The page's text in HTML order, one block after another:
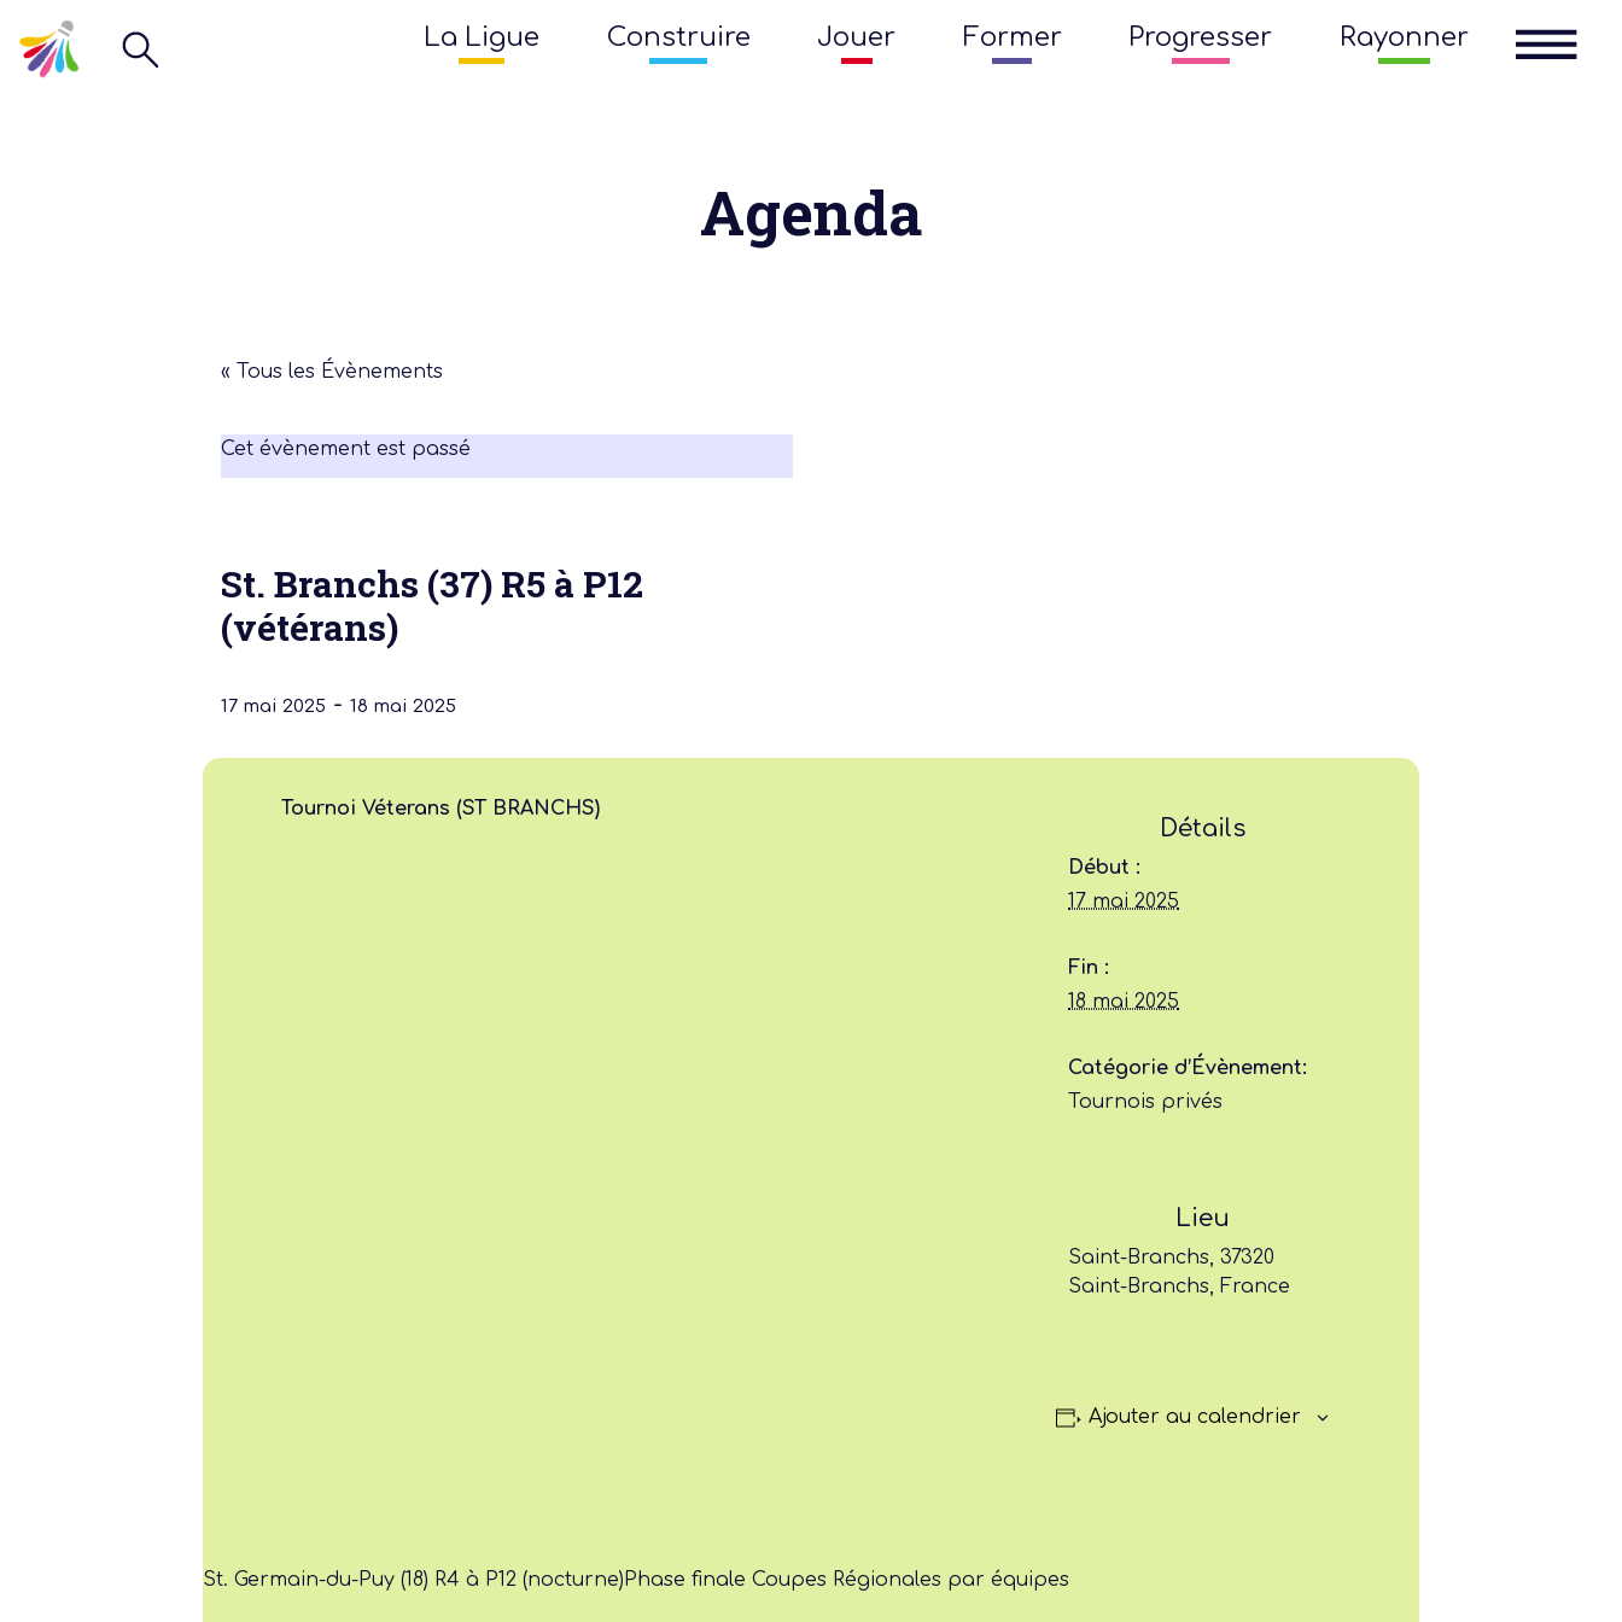
La Ligue Construire Jouer Former Progresser Rayonner
Jouer
Progresser
Rayonner
Notre dernière actu :
Agenda
« Tous les Évènements
Cet évènement est passé
St. Branchs (37) R5 à P12
(vétérans)
17 mai 2025 - 18 mai 2025
Tournoi Véterans (ST BRANCHS)
Détails
Début :
17 mai 2025
Fin :
18 mai 2025
Catégorie d’Évènement:
Tournois privés
Lieu
Saint-Branchs, 37320
Saint-Branchs, France
Ajouter au calendrier
St. Germain-du-Puy (18) R4 à P12 (nocturne)Phase finale Coupes Régionales par équipes